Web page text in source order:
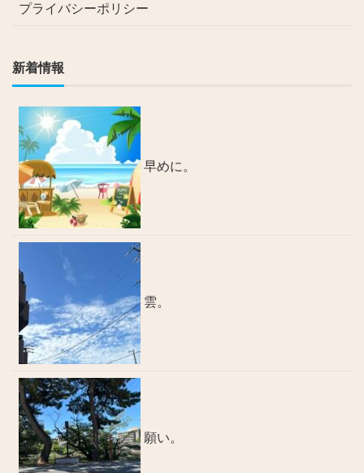
プライバシーポリシー
新着情報
早めに。
雲。
願い。